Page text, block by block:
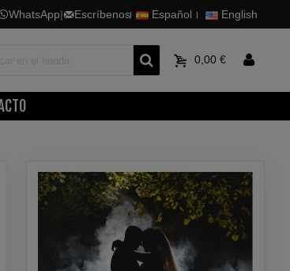
WhatsApp| Escríbenos Español English
0,00 €